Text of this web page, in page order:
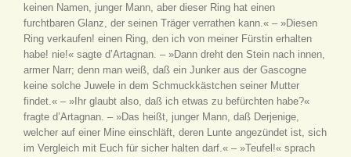
keinen Namen, junger Mann, aber dieser Ring hat einen
furchtbaren Glanz, der seinen Träger verrathen kann.« – »Diesen
Ring verkaufen! einen Ring, den ich von meiner Fürstin erhalten
habe! nie!« sagte d’Artagnan. – »Dann dreht den Stein nach innen,
armer Narr; denn man weiß, daß ein Junker aus der Gascogne
keine solche Juwele in dem Schmuckkästchen seiner Mutter
findet.« – »Ihr glaubt also, daß ich etwas zu befürchten habe?«
fragte d’Artagnan. – »Das heißt, junger Mann, daß Derjenige,
welcher auf einer Mine einschläft, deren Lunte angezündet ist, sich
im Vergleich mit Euch für sicher halten darf.« – »Teufel!« sprach